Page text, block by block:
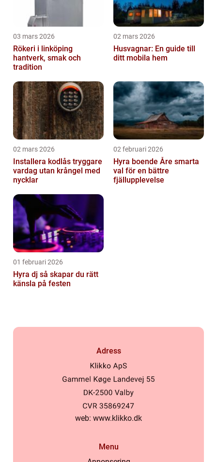
03 mars 2026
Rökeri i linköping
hantverk, smak och
tradition
02 mars 2026
Husvagnar: En guide till
ditt mobila hem
02 mars 2026
Installera kodlås tryggare
vardag utan krångel med
nycklar
02 februari 2026
Hyra boende Åre smarta
val för en bättre
fjällupplevelse
01 februari 2026
Hyra dj så skapar du rätt
känsla på festen
Adress
web: www.klikko.dk
Menu